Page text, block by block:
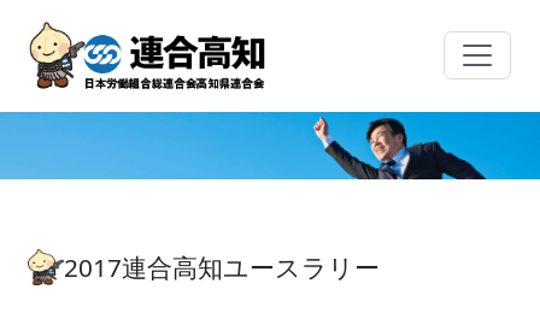
content
2017連合高知ユースラリー